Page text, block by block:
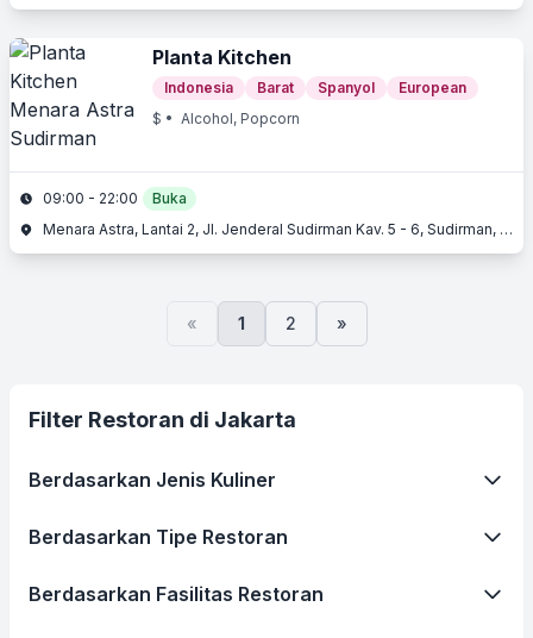
Planta Kitchen
Indonesia Barat Spanyol
European
$ • Alcohol, Popcorn
09:00 - 22:00
Buka
Menara Astra, Lantai 2, Jl. Jenderal Sudirman Kav. 5 - 6, Sudirman, Jakarta Pusat, Jakarta
« 1 2 »
Filter Restoran di Jakarta
Berdasarkan Jenis Kuliner
Berdasarkan Tipe Restoran
Berdasarkan Fasilitas Restoran